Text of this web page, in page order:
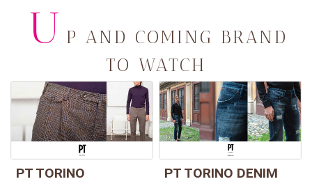
U P AND COMING BRAND
TO WATCH
PT TORINO PT TORINO DENIM